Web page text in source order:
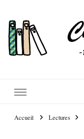
Accueil Lectures